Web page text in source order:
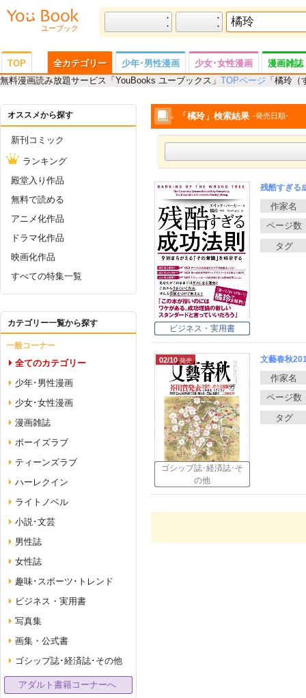
ユーブック
TOP 全カテゴリー 少年･男性漫画 少女･女性漫画 漫画雑誌
女性誌 趣味･スポーツ･トレンド ビジネス･実用書 写真集 画集
無料漫画読み放題サービス「YouBooks ユーブックス」 TOPページ 「橘玲
「橘玲」検索結果 発売日順
ビジネス・実用書
残酷すぎる
02/10
ゴシップ誌･経済誌･そ
の他
文藝春秋
オススメから探す
新刊コミック
ランキング
殿堂入り作品
無料で読める
アニメ化作品
ドラマ化作品
映画化作品
すべての特集一覧
カテゴリー一覧から探す
一般コーナー
全てのカテゴリー
少年･男性漫画
少女･女性漫画
漫画雑誌
ボーイズラブ
ティーンズラブ
ハーレクイン
ライトノベル
小説･文芸
男性誌
女性誌
趣味･スポーツ･トレンド
ビジネス・実用書
写真集
画集・公式書
ゴシップ誌･経済誌･その他
アダルト書籍コーナーへ